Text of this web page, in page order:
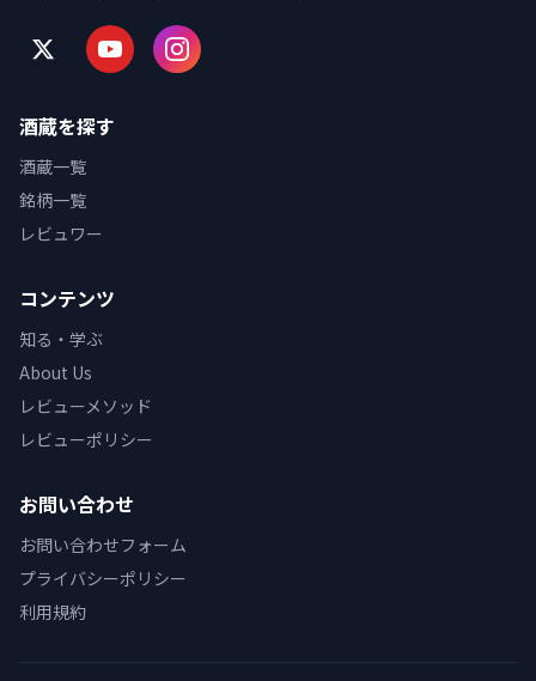
酒蔵を探す
酒蔵一覧
銘柄一覧
レビュワー
コンテンツ
知る・学ぶ
About Us
レビューメソッド
レビューポリシー
お問い合わせ
お問い合わせフォーム
プライバシーポリシー
利用規約